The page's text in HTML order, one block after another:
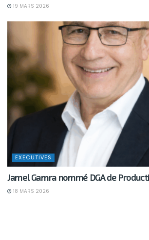
19 MARS 2026
EXECUTIVES
Jamel Gamra nommé DGA de
18 MARS 2026